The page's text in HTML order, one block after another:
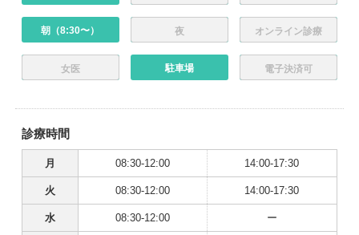
朝（8:30〜） 夜 オンライン診療
女医 駐車場 電子決済可
診療時間
月 08:30-12:00 14:00-17:30
火 08:30-12:00 14:00-17:30
水 08:30-12:00 ー